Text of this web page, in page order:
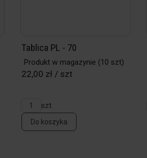
Tablica PL - 70
Produkt w magazynie (10 szt)
22,00 zł / szt
szt
Do koszyka